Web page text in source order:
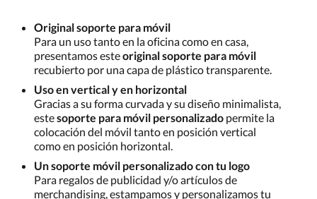
Original soporte para móvil
Para un uso tanto en la oficina como en casa,
presentamos esteoriginal soporte para móvil
recubierto por una capa de plástico transparente.
Uso en vertical y en horizontal
Gracias a su forma curvada y su diseño minimalista,
estesoporte para móvil personalizado permite la
colocación del móvil tanto en posición vertical
como en posición horizontal.
Un soporte móvil personalizado con tu logo
Para regalos de publicidad y/o artículos de
merchandising, estampamos y personalizamos tu